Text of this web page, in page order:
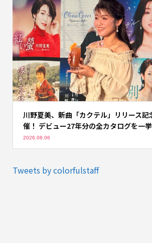
川野夏美、新曲「カクテル」リリース記
催！ デビュー27年分の全カタログを一
2026.08.06
Tweets by colorfulstaff